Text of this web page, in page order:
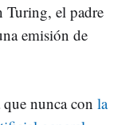
Turing, el padre
emisión de
nunca con la